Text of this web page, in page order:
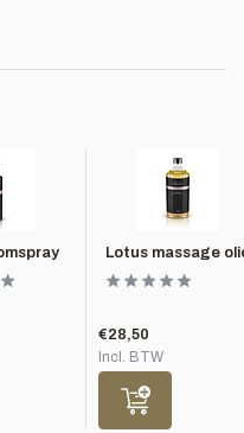
Lotus massage
€28,50
Incl. BTW